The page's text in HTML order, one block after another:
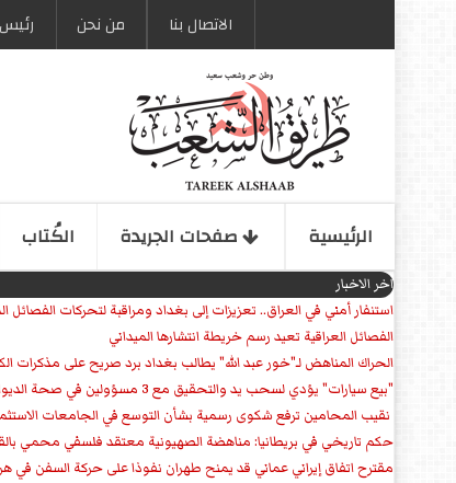
الاتصال بنا من نحن رئیس
الرئیسیة صفحات الجریدة الكُتاب
اخر الاخبار
استنفار أمني في العراق.. تعزيزات إلى بغداد ومراقبة لتحركات الفصائل
الفصائل العراقية تعيد رسم خريطة انتشارها الميداني
الحراك المناهض لـ"خور عبد الله" يطالب بغداد برد صريح على مذكرات
"بيع سيارات" يؤدي لسحب يد والتحقيق مع 3 مسؤولين في صحة الديوانية
نقيب المحامين ترفع شكوى رسمية بشأن التوسع في الجامعات
حكم تاريخي في بريطانيا: مناهضة الصهيونية معتقد فلسفي محمي
مقترح اتفاق إيراني عماني قد يمنح طهران نفوذا على حركة السفن في